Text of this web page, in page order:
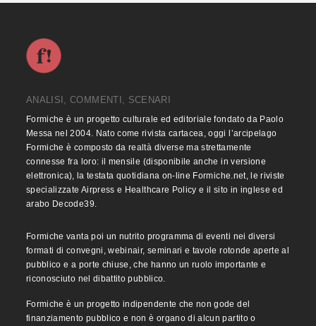
ANALISI, COMMENTI, SCENARI
Formiche è un progetto culturale ed editoriale fondato da Paolo
Messa nel 2004. Nato come rivista cartacea, oggi l’arcipelago
Formiche è composto da realtà diverse ma strettamente
connesse fra loro: il mensile (disponibile anche in versione
elettronica), la testata quotidiana on-line Formiche.net, le riviste
specializzate Airpress e Healthcare Policy e il sito in inglese ed
arabo Decode39.
Formiche vanta poi un nutrito programma di eventi nei diversi
formati di convegni, webinair, seminari e tavole rotonde aperte al
pubblico e a porte chiuse, che hanno un ruolo importante e
riconosciuto nel dibattito pubblico.
Formiche è un progetto indipendente che non gode del
finanziamento pubblico e non è organo di alcun partito o